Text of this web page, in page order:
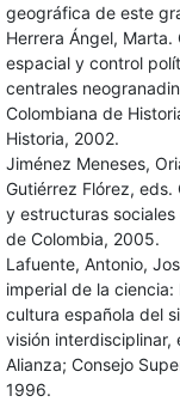
geográfica de este
Herrera Ángel,
espacial y control
centrales
Colombiana de
Historia, 2002.
Jiménez Meneses,
Gutiérrez Flórez, eds.
y estructuras
de Colombia, 2005.
Lafuente, Antonio,
imperial de la
cultura española del
visión interdisciplinar,
Alianza; Consejo
1996.